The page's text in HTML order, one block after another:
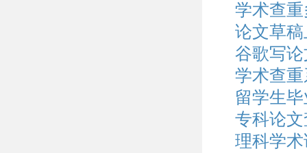
学术查
论文草
谷歌写
学术查
留学生
专科论
理科学